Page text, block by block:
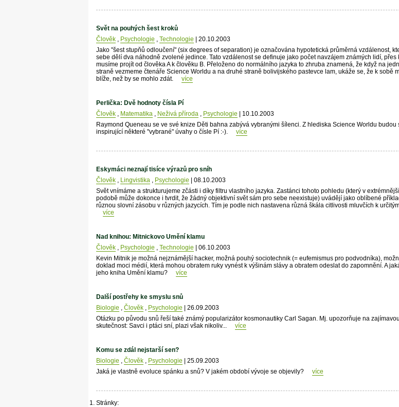
Svět na pouhých šest kroků
Člověk, Psychologie , Technologie | 20.10.2003
Jako "šest stupňů odloučení" (six degrees of separation) je označována hypotetická průměrná vzdálenost,
sebe dělí dva náhodně zvolené jedince. Tato vzdálenost se definuje jako počet navzájem známých lidí, přes
musíme projít od člověka A k člověku B. Přeloženo do normálního jazyka to zhruba znamená, že když na
straně vezmeme čtenáře Science Worldu a na druhé straně bolivijského pastevce lam, ukáže se, že k sobě
blíže, než by se mohlo zdát.
více
Perlička: Dvě hodnoty čísla Pí
Člověk, Matematika, Neživá příroda, Psychologie | 10.10.2003
Raymond Queneau se ve své knize Děti bahna zabývá vybranými šílenci. Z hlediska Science Worldu budou
inspirující některé "vybrané" úvahy o čísle Pí :-).
více
Eskymáci neznají tisíce výrazů pro sníh
Člověk, Lingvistika, Psychologie | 08.10.2003
Svět vnímáme a strukturujeme zčásti i díky filtru vlastního jazyka. Zastánci tohoto pohledu (který v extrémnější
podobě může dokonce i tvrdit, že žádný objektivní svět sám pro sebe neexistuje) uvádějí jako oblíbené
různou slovní zásobu v různých jazycích. Tím je podle nich nastavena různá škála citlivosti mluvčích k
více
Nad knihou: Mitnickovo Umění klamu
Člověk, Psychologie , Technologie | 06.10.2003
Kevin Mitnik je možná nejznámější hacker, možná pouhý sociotechnik (= eufemismus pro podvodníka),
doklad moci médií, která mohou obratem ruky vynést k výšinám slávy a obratem odeslat do zapomnění. A
jeho kniha Umění klamu?
více
Další postřehy ke smyslu snů
Biologie , Člověk, Psychologie | 26.09.2003
Otázku po původu snů řeší také známý popularizátor kosmonautiky Carl Sagan. Mj. upozorňuje na zajímavou
skutečnost: Savci i ptáci sní, plazi však nikoliv...
více
Komu se zdál nejstarší sen?
Biologie , Člověk, Psychologie | 25.09.2003
Jaká je vlastně evoluce spánku a snů? V jakém období vývoje se objevily?
více
Stránky: